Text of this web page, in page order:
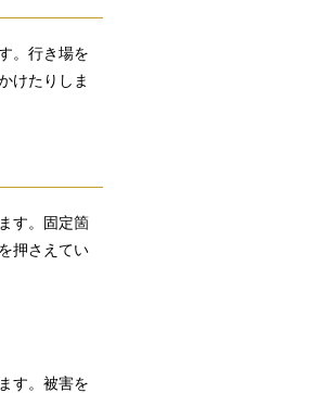
。行き場を
けたりしま
す。固定箇
押さえてい
す。被害を